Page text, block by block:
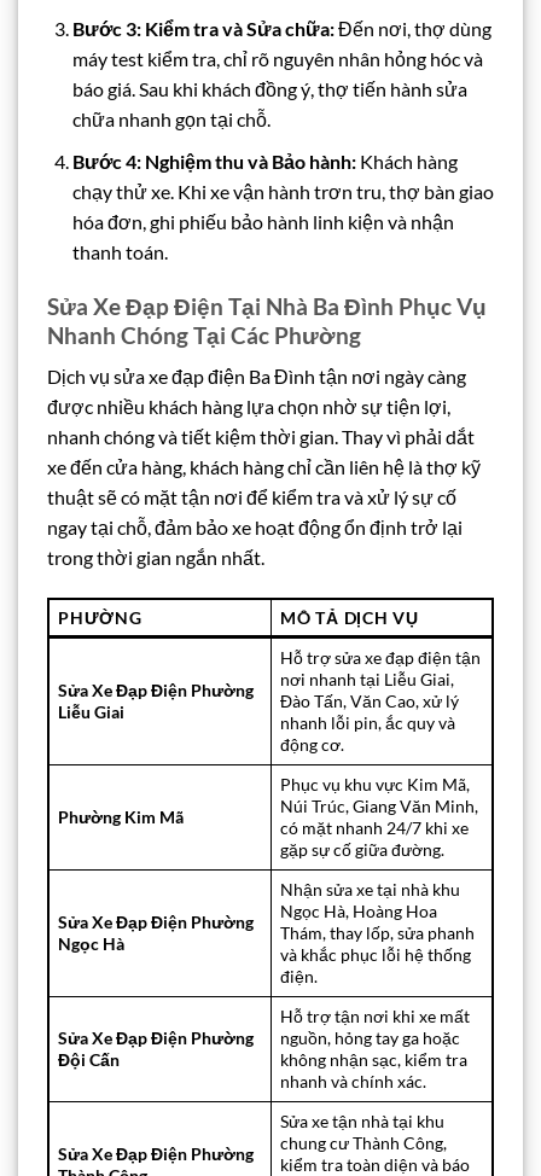
Bước 3: Kiểm tra và Sửa chữa:Đến nơi, thợ dùng
máy test kiểm tra, chỉ rõ nguyên nhân hỏng hóc và
báo giá. Sau khi khách đồng ý, thợ tiến hành sửa
chữa nhanh gọn tại chỗ.
Bước 4: Nghiệm thu và Bảo hành:Khách hàng
chạy thử xe. Khi xe vận hành trơn tru, thợ bàn giao
hóa đơn, ghi phiếu bảo hành linh kiện và nhận
thanh toán.
Sửa Xe Đạp Điện Tại Nhà Ba Đình Phục Vụ
Nhanh Chóng Tại Các Phường
Dịch vụ sửa xe đạp điện Ba Đình tận nơi ngày càng
được nhiều khách hàng lựa chọn nhờ sự tiện lợi,
nhanh chóng và tiết kiệm thời gian. Thay vì phải dắt
xe đến cửa hàng, khách hàng chỉ cần liên hệ là thợ kỹ
thuật sẽ có mặt tận nơi để kiểm tra và xử lý sự cố
ngay tại chỗ, đảm bảo xe hoạt động ổn định trở lại
trong thời gian ngắn nhất.
PHƯỜNG MÔ TẢ DỊCH VỤ
Sửa Xe Đạp Điện Phường
Liễu Giai
Hỗ trợ sửa xe đạp điện tận
nơi nhanh tại Liễu Giai,
Đào Tấn, Văn Cao, xử lý
nhanh lỗi pin, ắc quy và
động cơ.
Phường Kim Mã
Phục vụ khu vực Kim Mã,
Núi Trúc, Giang Văn Minh,
có mặt nhanh 24/7 khi xe
gặp sự cố giữa đường.
Sửa Xe Đạp Điện Phường
Ngọc Hà
Nhận sửa xe tại nhà khu
Ngọc Hà, Hoàng Hoa
Thám, thay lốp, sửa phanh
và khắc phục lỗi hệ thống
điện.
Sửa Xe Đạp Điện Phường
Đội Cấn
Hỗ trợ tận nơi khi xe mất
nguồn, hỏng tay ga hoặc
không nhận sạc, kiểm tra
nhanh và chính xác.
Sửa Xe Đạp Điện Phường
Sửa xe tận nhà tại khu
chung cư Thành Công,
kiểm tra toàn diện và báo